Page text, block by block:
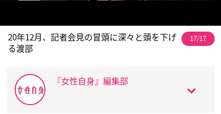
20年12月、記者会見の冒頭に深々と頭を下げ
る渡部
17/17
『女性自身』編集部